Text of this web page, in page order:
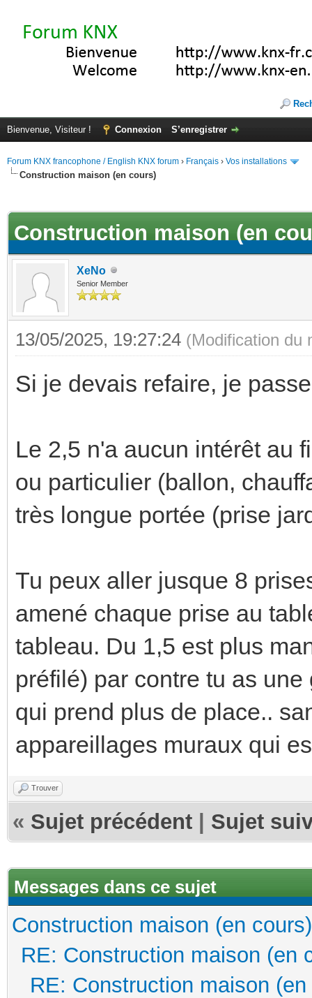
Bienvenue, Visiteur ! Connexion S’enregistrer
Forum KNX francophone / English KNX forum › Français › Vos installations
Construction maison (en cours)
Construction maison (en
XeNo
Senior Member
13/05/2025, 19:27:24 (Modification du
Si je devais refaire, je
Le 2,5 n'a aucun intérêt au
ou particulier (ballon,
très longue portée (prise
Tu peux aller jusque 8
amené chaque prise au
tableau. Du 1,5 est plus
préfilé) par contre tu as
qui prend plus de place..
appareillages muraux qui
Trouver
« Sujet précédent Sujet
Messages dans ce sujet
Construction maison (en cours)
RE: Construction maison (en
RE: Construction maison